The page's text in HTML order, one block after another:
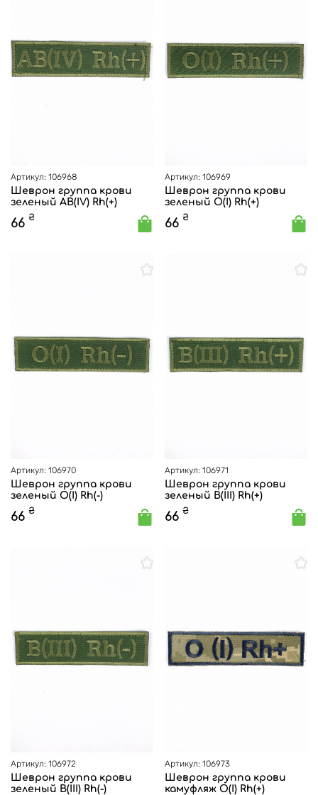
Артикул: 106968
Шеврон группа крови
зеленый AB(IV) Rh(+)
66 ₴
Артикул: 106969
Шеврон группа крови
зеленый O(I) Rh(+)
66 ₴
Артикул: 106970
Шеврон группа крови
зеленый O(I) Rh(-)
66 ₴
Артикул: 106971
Шеврон группа крови
зеленый B(III) Rh(+)
66 ₴
Артикул: 106972
Шеврон группа крови
зеленый B(III) Rh(-)
Артикул: 106973
Шеврон группа крови
камуфляж O(I) Rh(+)